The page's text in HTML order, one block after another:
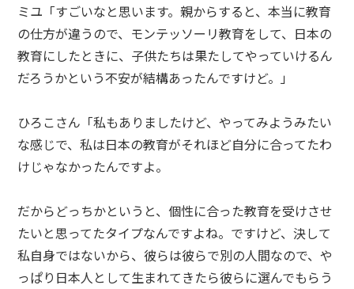
ミユ「すごいなと思います。親からすると、本当に教育
の仕方が違うので、モンテッソーリ教育をして、日本の
教育にしたときに、子供たちは果たしてやっていけるん
だろうかという不安が結構あったんですけど。」
ひろこさん「私もありましたけど、やってみようみたい
な感じで、私は日本の教育がそれほど自分に合ってたわ
けじゃなかったんですよ。
だからどっちかというと、個性に合った教育を受けさせ
たいと思ってたタイプなんですよね。ですけど、決して
私自身ではないから、彼らは彼らで別の人間なので、や
っぱり日本人として生まれてきたら彼らに選んでもらう